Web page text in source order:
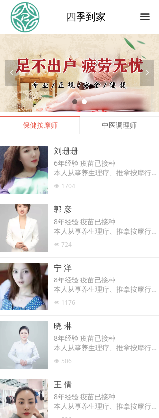
넳 넲
끀
四季到家
保健按摩师 中医调理师
刘珊珊
6年经验 疫苗已接种
本人从事养生理疗、推拿按摩行业
6年多，师从养生行业专业老师，
擅长全身经络疏通、肩颈理疗、精
痧。愿以专业技术、良好的亲和力
为您提供优质服务，欢迎预约。
넶 1704
郭 彦
8年经验 疫苗已接种
本人从事养生理疗、推拿按摩行业
8年多，师从中医学院专业老师，
擅长全身经络疏通、肩颈理疗、十
耳、刮痧、拔罐。愿以专业技术、
热情周到为您提供优质服务，欢迎
预约。
넶 724
宁 洋
8年经验 疫苗已接种
本人从事养生理疗、推拿按摩行业
8年多，师从养生专业老师，擅长
全身经络疏通、肩颈理疗、十二经
痧。愿以专业技术、微笑亲和的态
度为您提供优质服务，欢迎预约。
넶 1176
晓 琳
8年经验 疫苗已接种
本人从事养生理疗、推拿按摩行业
8年多，师从中医学院专业老师，
擅长全身经络疏通、肩颈理疗、十
耳、刮痧、拔罐。愿以专业技术、
热情周到为您提供优质服务，欢迎
预约。
넶 506
王 倩
8年经验 疫苗已接种
本人从事养生理疗、推拿按摩行业
8年多，跟着专业养生spa老师学